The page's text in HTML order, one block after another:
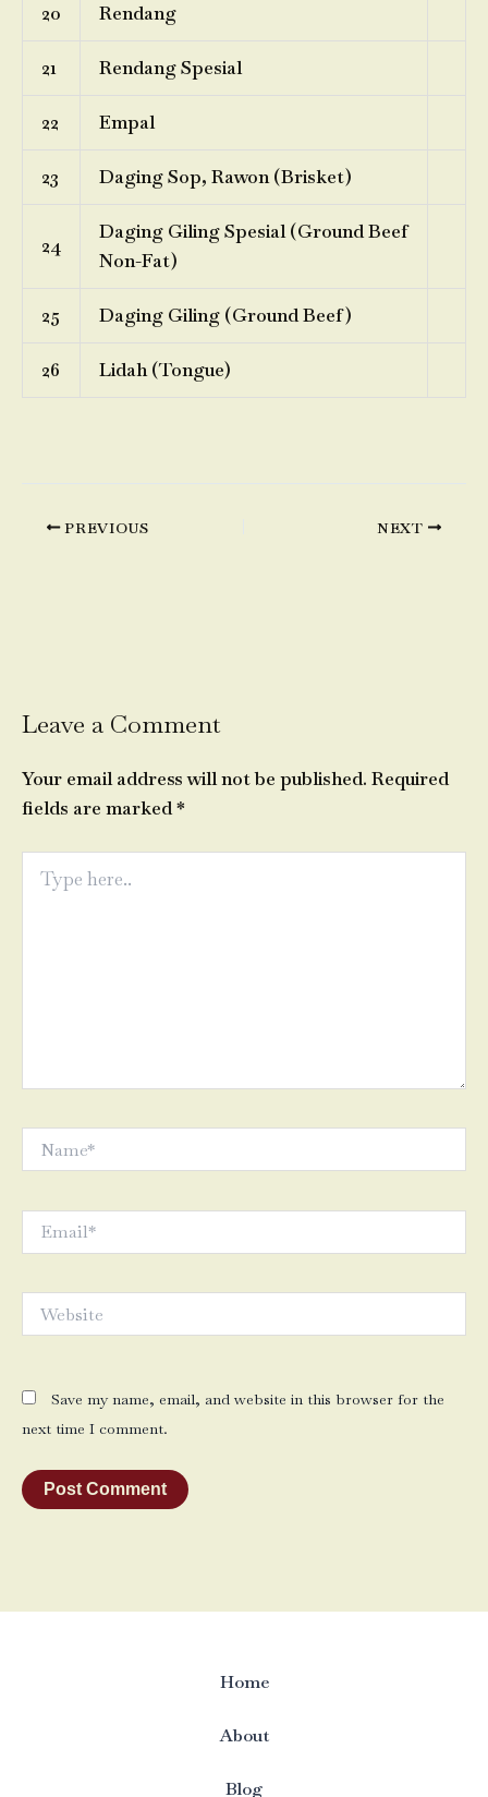
20 Rendang
21 Rendang Spesial
22 Empal
23 Daging Sop, Rawon (Brisket)
24
Daging Giling Spesial (Ground Beef
Non-Fat)
25 Daging Giling (Ground Beef)
26 Lidah (Tongue)
PREVIOUS NEXT
Leave a Comment
Your email address will not be published. Required
fields are marked*
here..
Save my name, email, and website in this browser for the
next time I comment.
Home
About
Blog